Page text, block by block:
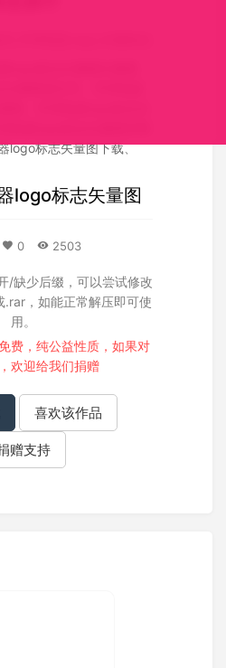
,半球电器,logo,矢量标志
图
logo标志矢量图下载、
logo标志矢量图
0 2503
/缺少后缀，可以尝试修改
，如能正常解压即可使
用。
费，纯公益性质，如果对
欢迎给我们捐赠
喜欢该作品
赠支持